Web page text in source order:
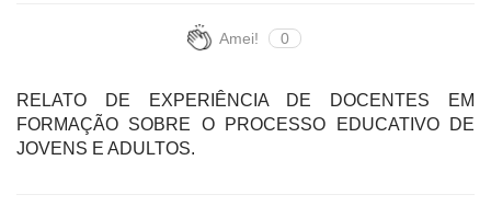
Amei! 0
RELATO DE EXPERIÊNCIA DE DOCENTES EM
FORMAÇÃO SOBRE O PROCESSO EDUCATIVO DE
JOVENS E ADULTOS.